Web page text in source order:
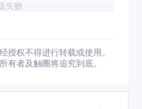
失败
授权不得进行转载或使用。
有者及触圈将追究到底。